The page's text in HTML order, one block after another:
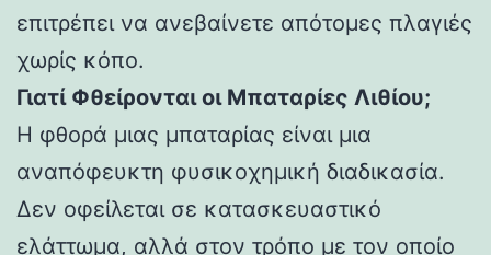
επιτρέπει να ανεβαίνετε απότομες πλαγιές
χωρίς κόπο.
Γιατί Φθείρονται οι Μπαταρίες Λιθίου;
Η φθορά μιας μπαταρίας είναι μια
αναπόφευκτη φυσικοχημική διαδικασία.
Δεν οφείλεται σε κατασκευαστικό
ελάττωμα, αλλά στον τρόπο με τον οποίο